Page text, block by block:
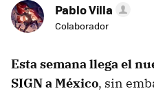
Pablo Villa
Colaborador
Esta semana llega el
SIGN a México, sin